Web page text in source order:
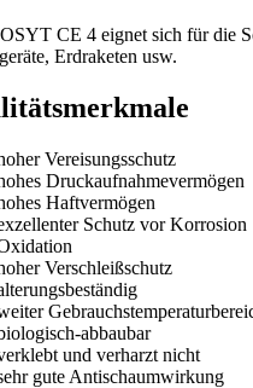
CE 4 eignet sich für die
Erdraketen usw.
Vereisungsschutz
Druckaufnahmevermögen
Haftvermögen
Schutz vor Korrosion
Verschleißschutz
abbaubar
und verharzt nicht
gute Antischaumwirkung